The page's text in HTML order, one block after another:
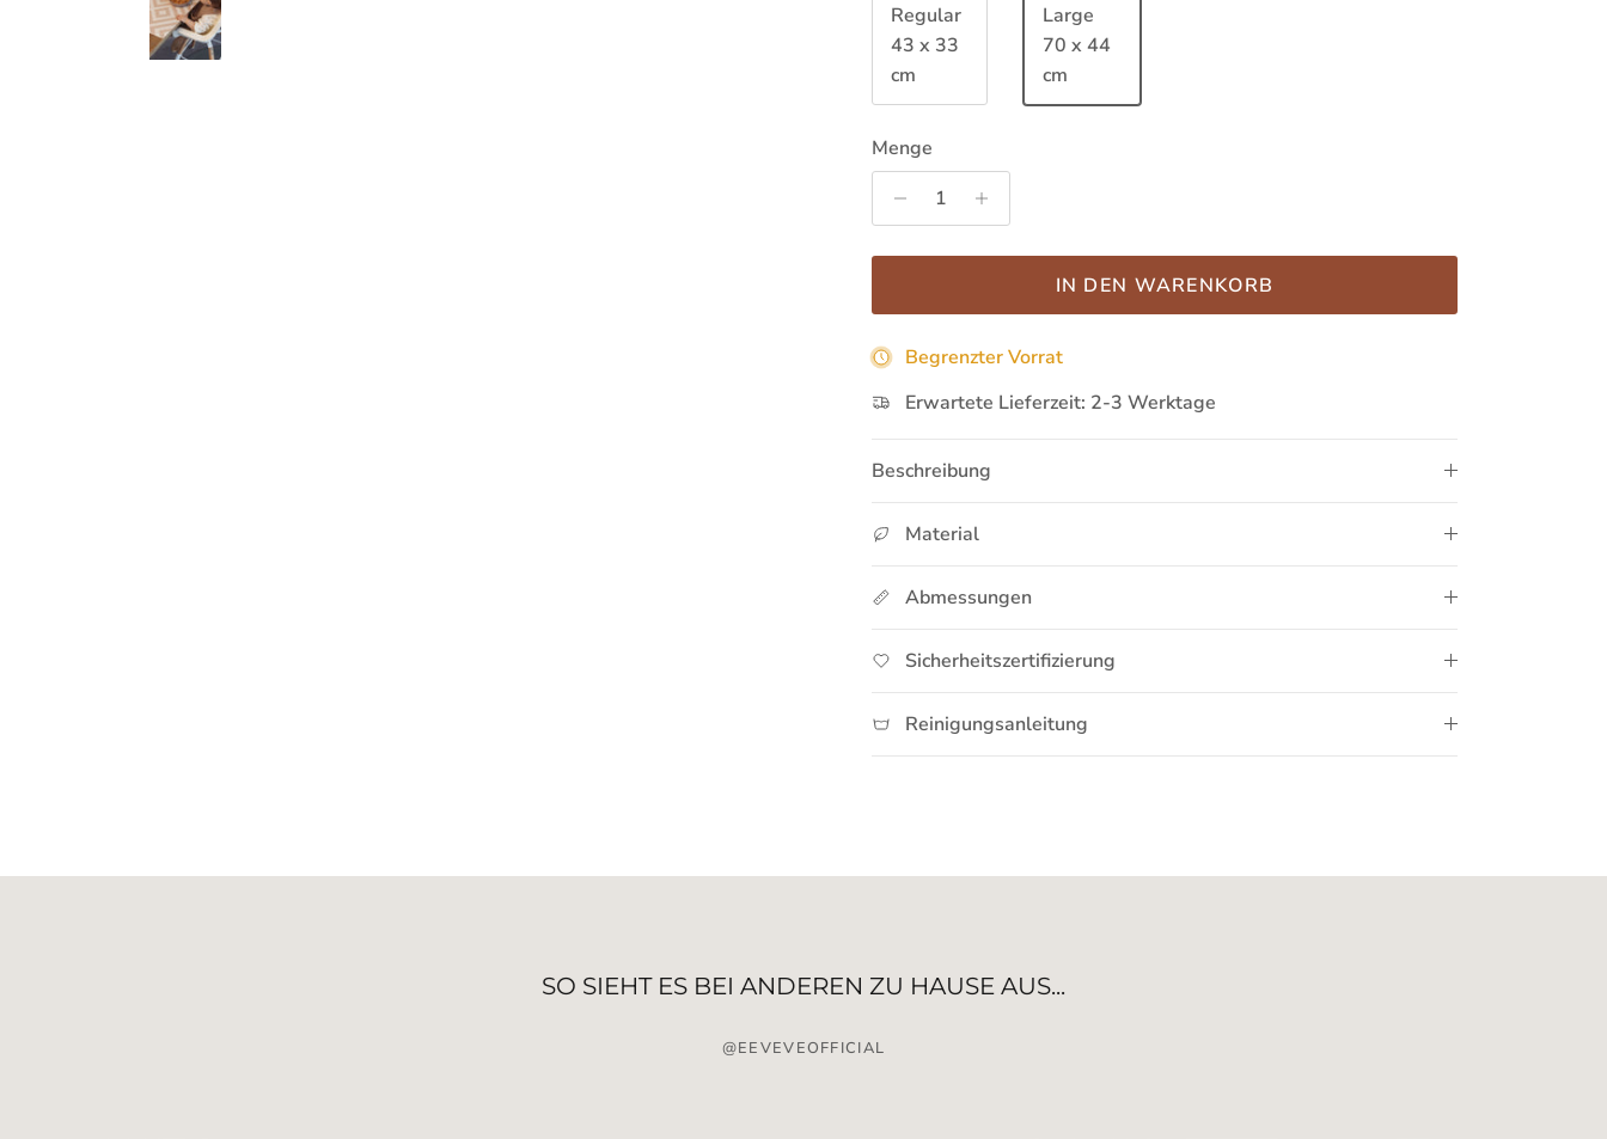
Regular
43 x 33
cm
Large
70 x 44
cm
Menge
IN DEN WARENKORB
Begrenzter Vorrat
Erwartete Lieferzeit: 2-3 Werktage
Beschreibung
Material
Abmessungen
Sicherheitszertifizierung
Reinigungsanleitung
SO SIEHT ES BEI ANDEREN ZU HAUSE AUS...
@EEVEVEOFFICIAL